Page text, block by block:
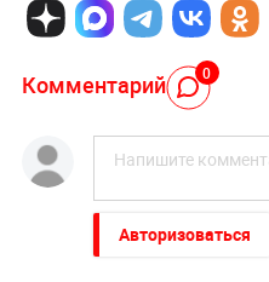
Комментарий 0
Авторизоваться